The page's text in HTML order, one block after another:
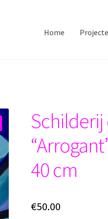
Home
Schilderij
40 cm
€50.00